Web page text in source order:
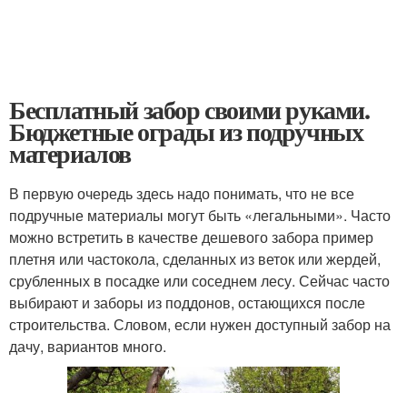
Бесплатный забор своими руками.
Бюджетные ограды из подручных
материалов
В первую очередь здесь надо понимать, что не все
подручные материалы могут быть «легальными». Часто
можно встретить в качестве дешевого забора пример
плетня или частокола, сделанных из веток или жердей,
срубленных в посадке или соседнем лесу. Сейчас часто
выбирают и заборы из поддонов, остающихся после
строительства. Словом, если нужен доступный забор на
дачу, вариантов много.